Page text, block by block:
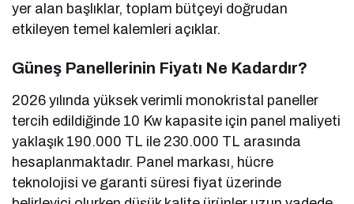
yer alan başlıklar, toplam bütçeyi doğrudan
etkileyen temel kalemleri açıklar.
Güneş Panellerinin Fiyatı Ne Kadardır?
2026 yılında yüksek verimli monokristal paneller
tercih edildiğinde 10 Kw kapasite için panel maliyeti
yaklaşık 190.000 TL ile 230.000 TL arasında
hesaplanmaktadır. Panel markası, hücre
teknolojisi ve garanti süresi fiyat üzerinde